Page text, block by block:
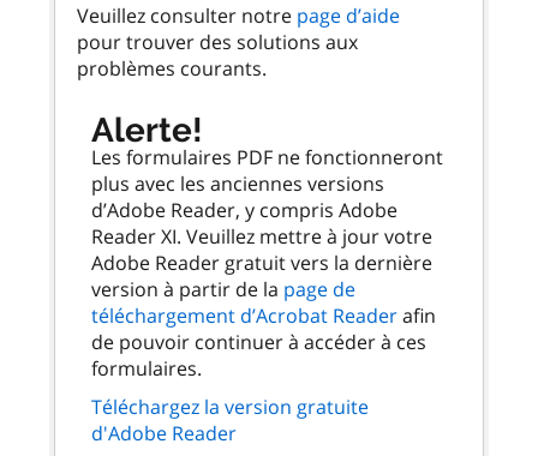
Veuillez consulter notre page d’aide
pour trouver des solutions aux
problèmes courants.
Alerte!
Les formulaires PDF ne fonctionneront
plus avec les anciennes versions
d’Adobe Reader, y compris Adobe
Reader XI. Veuillez mettre à jour votre
Adobe Reader gratuit vers la dernière
version à partir de la page de
téléchargement d’Acrobat Readerafin
de pouvoir continuer à accéder à ces
formulaires.
Téléchargez la version gratuite
d'Adobe Reader